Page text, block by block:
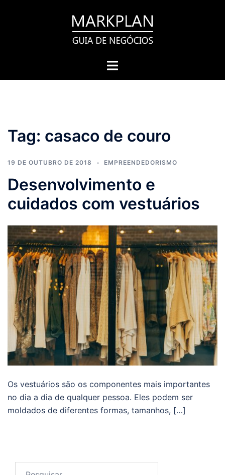
Toggle
Tag: casaco de couro
19 DE OUTUBRO DE 2018 EMPREENDEDORISMO
Desenvolvimento e
cuidados com vestuários
Os vestuários são os componentes mais importantes
no dia a dia de qualquer pessoa. Eles podem ser
moldados de diferentes formas, tamanhos, […]